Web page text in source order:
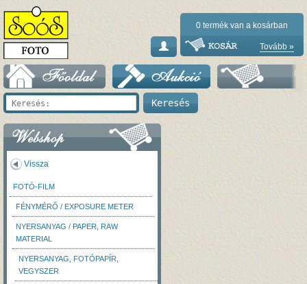
0 termék van a kosárban
Tovább »
Vissza
FOTÓ-FILM
FÉNYMÉRŐ / EXPOSURE METER
NYERSANYAG / PAPER, RAW
MATERIAL
NYERSANYAG, FOTÓPAPÍR,
VEGYSZER